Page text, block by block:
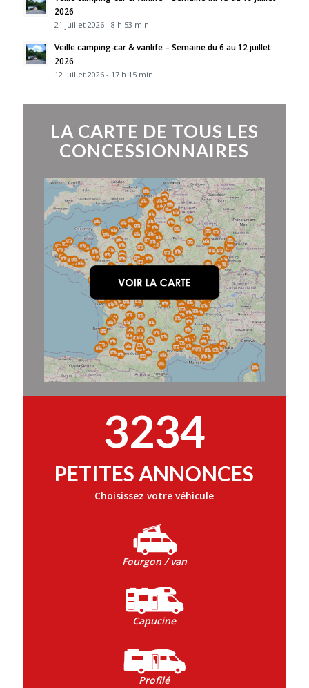
2026
21 juillet 2026 - 8 h 53 min
Veille camping-car & vanlife – Semaine du 6 au 12 juillet
2026
12 juillet 2026 - 17 h 15 min
LA CARTE DE TOUS LES
CONCESSIONNAIRES
3234
PETITES ANNONCES
Choisissez votre véhicule
Fourgon / van
Capucine
Profilé